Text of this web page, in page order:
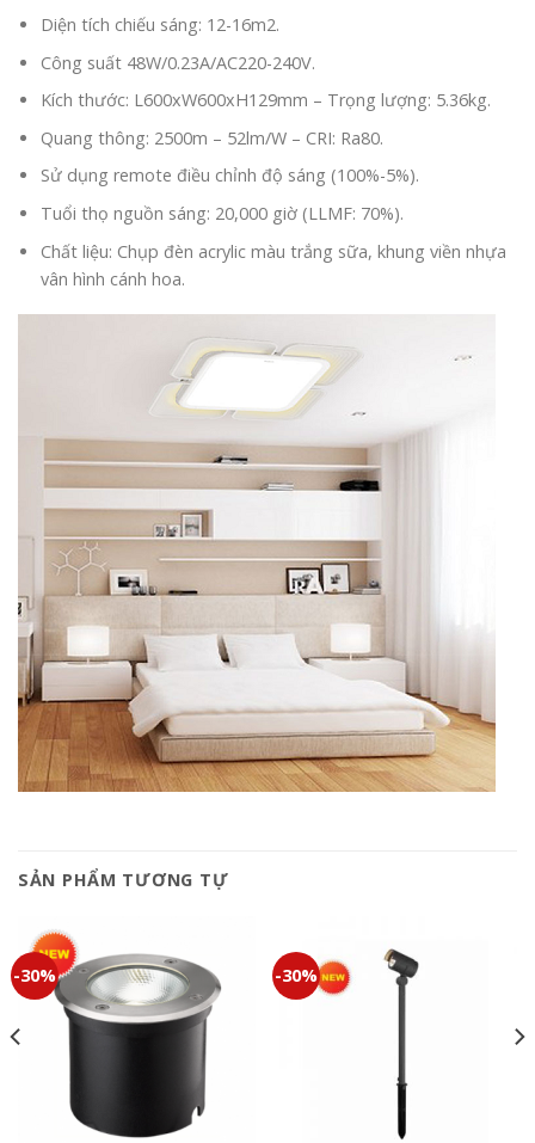
Diện tích chiếu sáng: 12-16m2.
Công suất 48W/0.23A/AC220-240V.
Kích thước: L600xW600xH129mm – Trọng lượng: 5.36kg.
Quang thông: 2500m – 52lm/W – CRI: Ra80.
Sử dụng remote điều chỉnh độ sáng (100%-5%).
Tuổi thọ nguồn sáng: 20,000 giờ (LLMF: 70%).
Chất liệu: Chụp đèn acrylic màu trắng sữa, khung viền nhựa
vân hình cánh hoa.
SẢN PHẨM TƯƠNG TỰ
-30% -30%